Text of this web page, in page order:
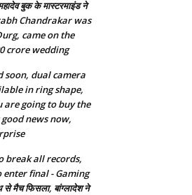
बुक के मास्टरमाइंड ने
Chandrakar was
came on the
crore wedding
soon, dual camera
in ring shape,
are going to buy the
news now,
break all records,
enter final - Gaming
से मैच फिसला, बांग्लादेश ने